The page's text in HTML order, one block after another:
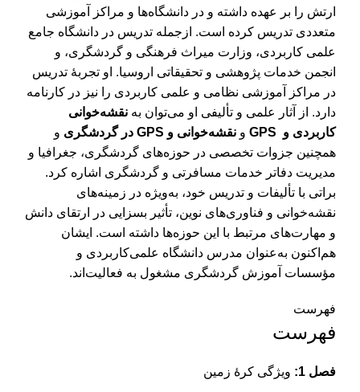
ارتش را بر عهده داشته و در دانشگاه‌ها و مراکز آموزشی
متعددی تدریس کرده است. ازجمله تدریس در دانشگاه جامع
علمی کاربردی، وزارت میراث فرهنگی و گردشگری، و
انجمن خدمات پژوهشی و تحقیقاتی اروسیا. او تجربۀ تدریس
در مراکز آموزشی نظامی و علمی کاربردی را نیز در کارنامه
دارد. از آثار علمی و تألیفی او می‌توان به نقشه‌خوانی
کاربردی و GPS
و نقشه‌خوانی و GPS در گردشگری
و
همچنین جزوات تخصصی در حوزه‌های گردشگری، جغرافیا و
مدیریت دفاتر خدمات مسافرتی و گردشگری اشاره کرد.
براتی با تألیفات و تدریس خود، به‌ویژه در زمینه‌های
نقشه‌خوانی و فناوری‌های نوین، تأثیر بسزایی در ارتقای دانش
و مهارت‌های مرتبط با این حوزه‌ها داشته است. ایشان
هم‌اکنون به‌عنوان مدرس دانشگاه علمی‌کاربردی و
مؤسسات آموزش گردشگری مشغول به فعالیت‌اند.
فهرست
فهرست
فصل 1: ویژگی کرۀ زمین